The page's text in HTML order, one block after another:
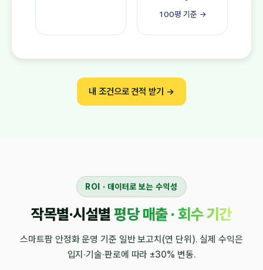
100평 기준 →
내 조건으로 견적 받기 →
ROI · 데이터로 보는 수익성
작목별·시설별평당 매출 · 회수 기간
스마트팜 안정화 운영 기준 일반 보고치(연 단위). 실제 수익은
입지·기술·판로에 따라 ±30% 변동.